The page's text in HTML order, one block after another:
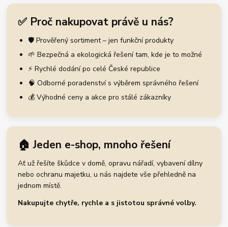
✅ Proč nakupovat právě u nás?
🛡️ Prověřený sortiment – jen funkční produkty
🌱 Bezpečná a ekologická řešení tam, kde je to možné
⚡ Rychlé dodání po celé České republice
🧠 Odborné poradenství s výběrem správného řešení
💰 Výhodné ceny a akce pro stálé zákazníky
🏠 Jeden e-shop, mnoho řešení
Ať už řešíte škůdce v domě, opravu nářadí, vybavení dílny
nebo ochranu majetku, u nás najdete vše přehledně na
jednom místě.
Nakupujte chytře, rychle a s jistotou správné volby.